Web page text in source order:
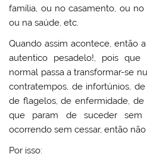
família, ou no casamento, ou no
ou na saúde, etc.
Quando assim acontece, então
autentico pesadelo!, pois
normal passa a transformar-se
contratempos, de infortúnios,
de flagelos, de enfermidade,
que param de suceder
ocorrendo sem cessar, então
Por isso: